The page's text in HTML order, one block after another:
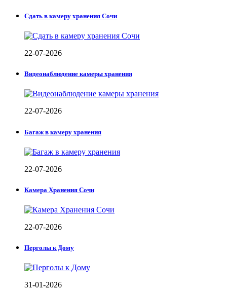
Сдать в камеру хранения Сочи
22-07-2026
Видеонаблюдение камеры хранения
22-07-2026
Багаж в камеру хранения
22-07-2026
Камера Хранения Сочи
22-07-2026
Перголы к Дому
31-01-2026